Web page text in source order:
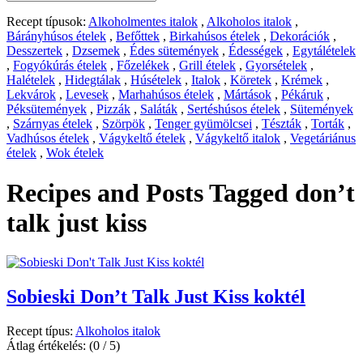
Recept típusok: Alkoholmentes italok , Alkoholos italok ,
Bárányhúsos ételek , Befőttek , Birkahúsos ételek , Dekorációk ,
Desszertek , Dzsemek , Édes sütemények , Édességek , Egytálételek
, Fogyókúrás ételek , Főzelékek , Grill ételek , Gyorsételek ,
Halételek , Hidegtálak , Húsételek , Italok , Köretek , Krémek ,
Lekvárok , Levesek , Marhahúsos ételek , Mártások , Pékáruk ,
Péksütemények , Pizzák , Saláták , Sertéshúsos ételek , Sütemények
, Szárnyas ételek , Szörpök , Tenger gyümölcsei , Tészták , Torták ,
Vadhúsos ételek , Vágykeltő ételek , Vágykeltő italok , Vegetáriánus
ételek , Wok ételek
Recipes and Posts Tagged don’t
talk just kiss
Sobieski Don’t Talk Just Kiss koktél
Recept típus: Alkoholos italok
Átlag értékelés: (0 / 5)